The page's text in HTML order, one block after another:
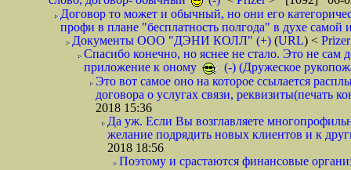
Договор то может и обычный, но они его
профи в плане "бесплатность полгода" в духе
Документы ООО "ДЭНИ КОЛЛ" (+) (URL) <
Спасибо конечно, но яснее не стало. Это не сам
приложение к оному
(-) (Дружеское
Это вот самое оно на которое ссылается
договора о услугах связи, реквизиты(печать
2018 15:36
Да уж. Если Вы возглавляете
желание подрядить новых клиентов и к
2018 18:56
Поэтому и срастаются финансовые